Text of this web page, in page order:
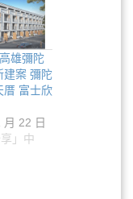
雄彌陀
建案 彌陀
厝 富士欣
22 日
」中